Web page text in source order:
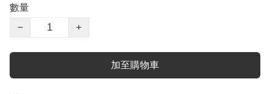
數量
−
+
加至購物車